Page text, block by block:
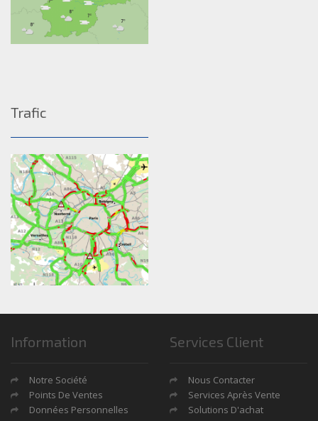
Trafic
Information
Notre Société
Points De Ventes
Données Personnelles
Services Client
Nous Contacter
Services Après Vente
Solutions D'achat